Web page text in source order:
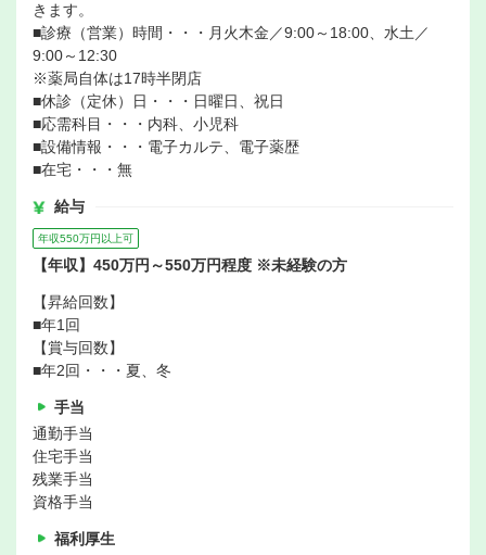
きます。
■診療（営業）時間・・・月火木金／9:00～18:00、水土／
9:00～12:30
※薬局自体は17時半閉店
■休診（定休）日・・・日曜日、祝日
■応需科目・・・内科、小児科
■設備情報・・・電子カルテ、電子薬歴
■在宅・・・無
給与
年収550万円以上可
【年収】450万円～550万円程度 ※未経験の方
【昇給回数】
■年1回
【賞与回数】
■年2回・・・夏、冬
手当
通勤手当
住宅手当
残業手当
資格手当
福利厚生